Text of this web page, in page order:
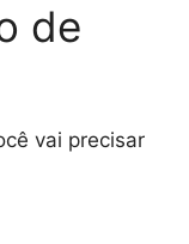
de
vai precisar